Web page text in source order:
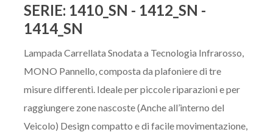
SERIE: 1410_SN - 1412_SN -
1414_SN
Lampada Carrellata Snodata a Tecnologia Infrarosso,
MONO Pannello, composta da plafoniere di tre
misure differenti. Ideale per piccole riparazioni e per
raggiungere zone nascoste (Anche all’interno del
Veicolo) Design compatto e di facile movimentazione,